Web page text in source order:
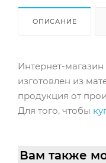
ОПИСАНИЕ
Интернет-
изготовлен из
продукция от
Для того, чтобы
Вам также